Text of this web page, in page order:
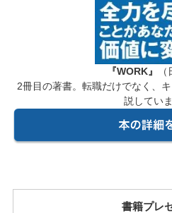
『WORK』
2冊目の著書。転職だけでなく、
説していま
書籍プレ